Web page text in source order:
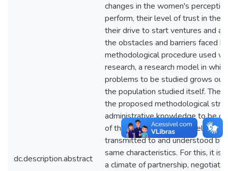
dc.description.abstract
changes in the women's
perform, their level of trust in their
their drive to start ventures and
the obstacles and barriers faced
methodological procedure used
research, a research model in
problems to be studied grows
the population studied itself. The
the proposed methodological
administrative knowledge to be
of the communities themselves,
transmitted to and understood
same characteristics. For this, it is
a climate of partnership,